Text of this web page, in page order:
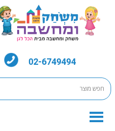
02-6749494